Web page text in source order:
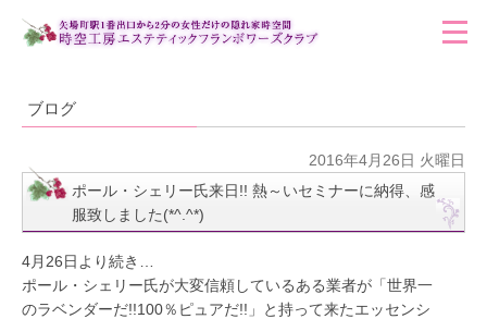
ブログ
2016年4月26日 火曜日
ポール・シェリー氏来日!! 熱～いセミナーに納得、感
服致しました(*^.^*)
4月26日より続き…
ポール・シェリー氏が大変信頼しているある業者が「世界一
のラベンダーだ!!100％ピュアだ!!」と持って来たエッセンシ